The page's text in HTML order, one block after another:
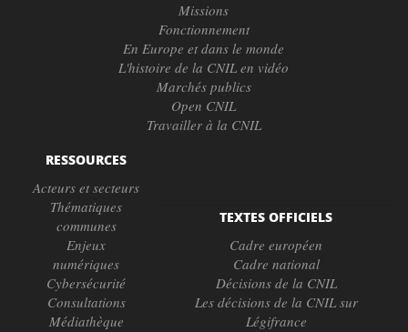
Missions
Fonctionnement
En Europe et dans le monde
L'histoire de la CNIL en vidéo
Marchés publics
Open CNIL
Travailler à la CNIL
RESSOURCES
Acteurs et secteurs
Thématiques
communes
Enjeux
numériques
Cybersécurité
Consultations
Médiathèque
TEXTES OFFICIELS
Cadre européen
Cadre national
Décisions de la CNIL
Les décisions de la CNIL sur
Légifrance